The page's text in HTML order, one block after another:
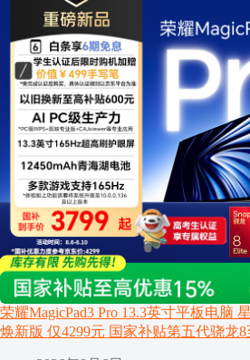
荣耀MagicPad3 Pro 13.3英寸平板电脑
焕新版 仅4299元 国家补贴第五代骁龙8